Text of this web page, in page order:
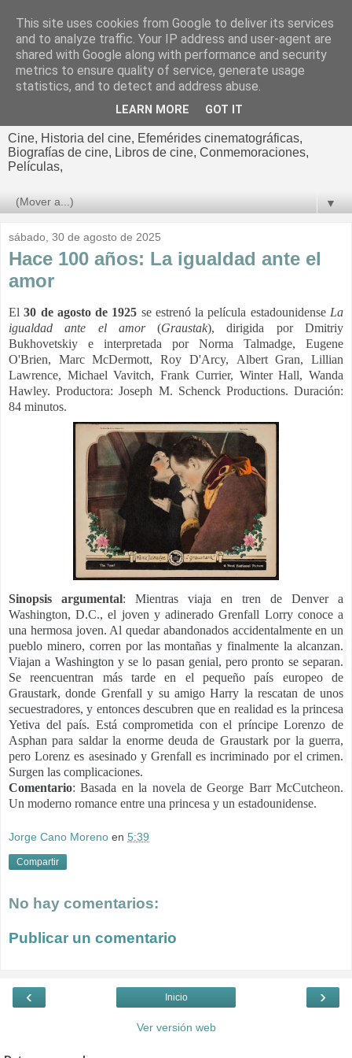
El cultural
cinematográfico de Jorge
Cine, Historia del cine, Efemérides cinematográficas,
Biografías de cine, Libros de cine, Conmemoraciones,
Películas,
▼
sábado, 30 de agosto de 2025
Hace 100 años: La igualdad ante el
amor
El30 de agosto de 1925 se estrenó la película estadounidense La
igualdad ante el amor(Graustak), dirigida por Dmitriy
Bukhovetskiy e interpretada por Norma Talmadge, Eugene
O'Brien, Marc McDermott, Roy D'Arcy, Albert Gran, Lillian
Lawrence, Michael Vavitch, Frank Currier, WinterHall,Wanda
Hawley. Productora: Joseph M. Schenck Productions. Duración:
84 minutos.
Sinopsis argumental: Mientras viaja en tren de Denver a
Washington, D.C., el joven y adinerado Grenfall Lorry conoce a
una hermosa joven. Al quedar abandonados accidentalmente en un
pueblo minero, corren por las montañas y finalmente la alcanzan.
Viajan a Washington y se lo pasan genial, pero pronto se separan.
Se reencuentran más tarde en el pequeño país europeo de
Graustark, donde Grenfall y su amigo Harry la rescatan de unos
secuestradores, y entonces descubren que en realidad es la princesa
Yetiva del país. Está comprometida con el príncipe Lorenzo de
Asphan para saldar la enorme deuda de Graustark por la guerra,
pero Lorenz es asesinado y Grenfall es incriminado por el crimen.
Surgen las complicaciones.
Comentario: Basada en la novela de George Barr McCutcheon.
Un moderno romance entre una princesa y un estadounidense.
Jorge Cano Moreno en 5:39
Compartir
No hay comentarios:
Publicar un comentario
‹ ›
Inicio
Ver versión web
This site uses cookies from Google to deliver its services
and to analyze traffic. Your IP address and user-agent are
shared with Google along with performance and security
metrics to ensure quality of service, generate usage
statistics, and to detect and address abuse.
LEARN MORE GOT IT